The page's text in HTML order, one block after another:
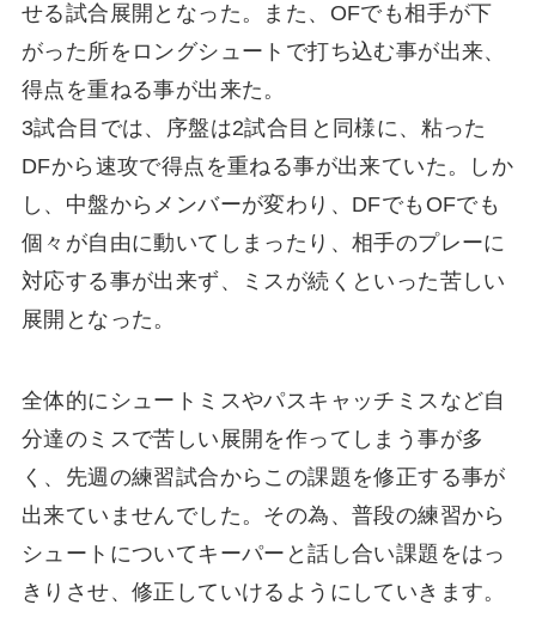
せる試合展開となった。また、OFでも相手が下
がった所をロングシュートで打ち込む事が出来、
得点を重ねる事が出来た。
3試合目では、序盤は2試合目と同様に、粘った
DFから速攻で得点を重ねる事が出来ていた。しか
し、中盤からメンバーが変わり、DFでもOFでも
個々が自由に動いてしまったり、相手のプレーに
対応する事が出来ず、ミスが続くといった苦しい
展開となった。
全体的にシュートミスやパスキャッチミスなど自
分達のミスで苦しい展開を作ってしまう事が多
く、先週の練習試合からこの課題を修正する事が
出来ていませんでした。その為、普段の練習から
シュートについてキーパーと話し合い課題をはっ
きりさせ、修正していけるようにしていきます。